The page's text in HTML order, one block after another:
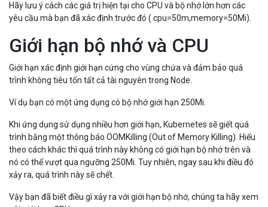
Hãy lưu ý cách các giá trị hiện tại cho CPU và bộ nhớ lớn hơn các
yêu cầu mà bạn đã xác định trước đó ( cpu=50m,memory=50Mi).
Giới hạn bộ nhớ và CPU
Giới hạn xác định giới hạn cứng cho vùng chứa và đảm bảo quá
trình không tiêu tốn tất cả tài nguyên trong Node.
Ví dụ bạn có một ứng dụng có bộ nhớ giới hạn 250Mi.
Khi ứng dụng sử dụng nhiều hơn giới hạn, Kubernetes sẽ giết quá
trình bằng một thông báo OOMKilling (Out of Memory Killing). Hiểu
theo cách khác thì quá trình này không có giới hạn bộ nhớ trên và
nó có thể vượt qua ngưỡng 250Mi. Tuy nhiên, ngay sau khi điều đó
xảy ra, quá trình này sẽ chết.
Vậy bạn đã biết điều gì xảy ra với giới hạn bộ nhớ, chúng ta hãy xem